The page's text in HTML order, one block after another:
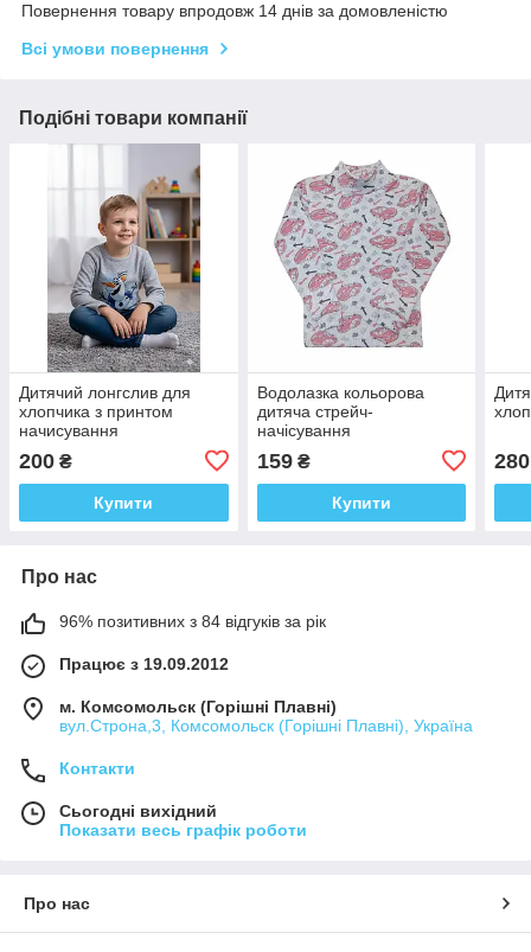
Повернення товару впродовж 14 днів за домовленістю
Всі умови повернення
Подібні товари компанії
Дитячий лонгслив для
хлопчика з принтом
начисування
200 ₴
Купити
Водолазка кольорова
дитяча стрейч-
начісування
159₴
Купити
280
Про нас
96% позитивних з 84 відгуків за рік
Працює з 19.09.2012
м. Комсомольск (Горішні Плавні)
вул.Строна,3, Комсомольск (Горішні Плавні), Україна
Контакти
Сьогодні вихідний
Показати весь графік роботи
Про нас